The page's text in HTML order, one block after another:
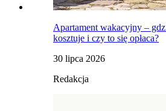
Apartament wakacyjny –
kosztuje i czy to się opłaca?
30 lipca 2026
Redakcja